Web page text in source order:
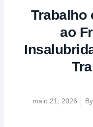
Trabalho
ao
maio 21, 2026 By